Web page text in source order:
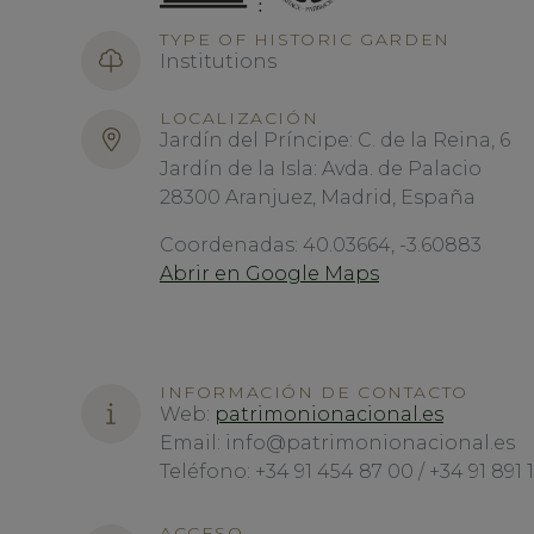
TYPE OF HISTORIC GARDEN
Institutions
LOCALIZACIÓN
Jardín del Príncipe: C. de la Reina, 6
Jardín de la Isla: Avda. de Palacio
28300 Aranjuez, Madrid, España
Coordenadas: 40.03664, -3.60883
Abrir en Google Maps
INFORMACIÓN DE CONTACTO
Web: patrimonionacional.es
Email: info@patrimonionacional.es
Teléfono: +34 91 454 87 00 / +34 91 891